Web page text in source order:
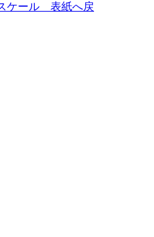
ケール 表紙へ戻